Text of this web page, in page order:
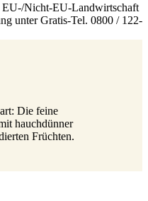
EU-/Nicht-EU-Landwirtschaft
unter Gratis-Tel. 0800 / 122-
Die feine
hauchdünner
Früchten.